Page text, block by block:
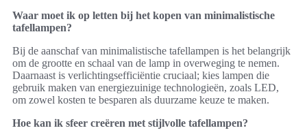
Waar moet ik op letten bij het kopen van minimalistische
tafellampen?
Bij de aanschaf van minimalistische tafellampen is het belangrijk
om de grootte en schaal van de lamp in overweging te nemen.
Daarnaast is verlichtingsefficiëntie cruciaal; kies lampen die
gebruik maken van energiezuinige technologieën, zoals LED,
om zowel kosten te besparen als duurzame keuze te maken.
Hoe kan ik sfeer creëren met stijlvolle tafellampen?